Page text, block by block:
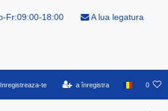
Fr:09:00-18:00 A lua legatura
Inregistreaza-te a înregistra 0